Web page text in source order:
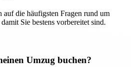
die häufigsten Fragen rund um
Sie bestens vorbereitet sind.
Umzug buchen?